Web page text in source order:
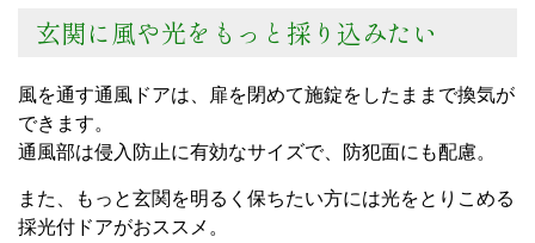
玄関に風や光をもっと採り込みたい
風を通す通風ドアは、扉を閉めて施錠をしたままで換気が
できます。
通風部は侵入防止に有効なサイズで、防犯面にも配慮。
また、もっと玄関を明るく保ちたい方には光をとりこめる
採光付ドアがおススメ。